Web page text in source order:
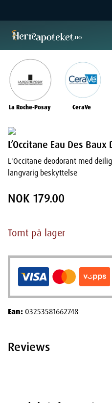
La Roche-Posay CeraVe
L’Occitane Eau Des
L'Occitane deodorant med
langvarig beskyttelse
NOK 179.00
Tomt på lager
Ean: 03253581662748
Reviews